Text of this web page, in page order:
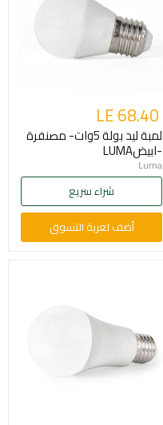
LE 68.40
لمبة ليد بولة 5وات- مصنفرة
-ابيضLUMA
Luma
شراء سريع
أضف لعربة التسوق